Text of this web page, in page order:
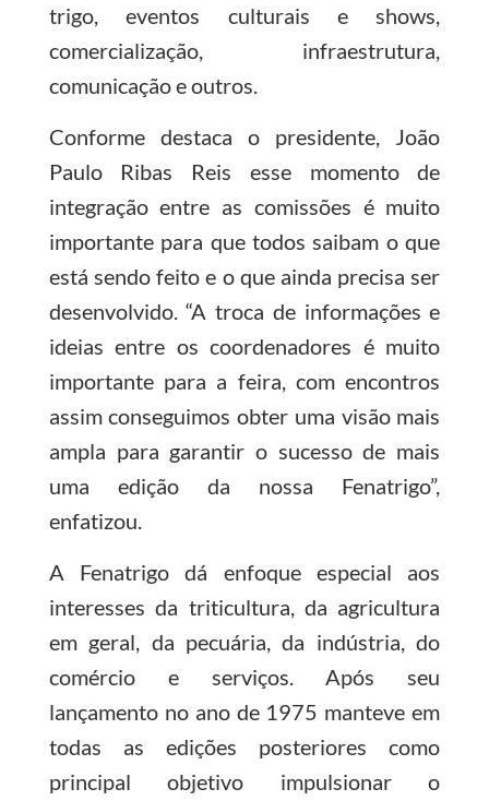
trigo, eventos culturais e shows,
comercialização, infraestrutura,
comunicação e outros.
Conforme destaca o presidente, João
Paulo Ribas Reis esse momento de
integração entre as comissões é muito
importante para que todos saibam o que
está sendo feito e o que ainda precisa ser
desenvolvido. “A troca de informações e
ideias entre os coordenadores é muito
importante para a feira, com encontros
assim conseguimos obter uma visão mais
ampla para garantir o sucesso de mais
uma edição da nossa Fenatrigo”,
enfatizou.
A Fenatrigo dá enfoque especial aos
interesses da triticultura, da agricultura
em geral, da pecuária, da indústria, do
comércio e serviços. Após seu
lançamento no ano de 1975 manteve em
todas as edições posteriores como
principal objetivo impulsionar o